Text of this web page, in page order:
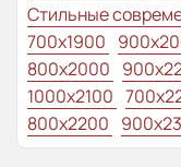
Стильные
700x1900
800x2000
1000x2100
800x2200